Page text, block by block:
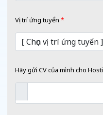
Vị trí ứng tuyển *
Hãy gửi CV của mình cho